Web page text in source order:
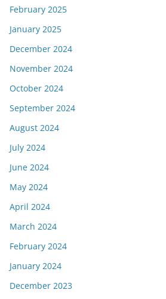
February 2025
January 2025
December 2024
November 2024
October 2024
September 2024
August 2024
July 2024
June 2024
May 2024
April 2024
March 2024
February 2024
January 2024
December 2023